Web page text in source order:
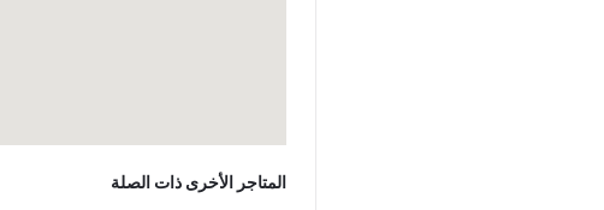
المتاجر الأخرى ذات الصلة